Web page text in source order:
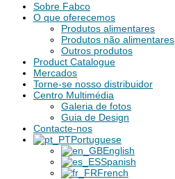
Sobre Fabco
O que oferecemos
Produtos alimentares
Produtos não alimentares
Outros produtos
Product Catalogue
Mercados
Torne-se nosso distribuidor
Centro Multimédia
Galeria de fotos
Guia de Design
Contacte-nos
Portuguese
English
Spanish
French